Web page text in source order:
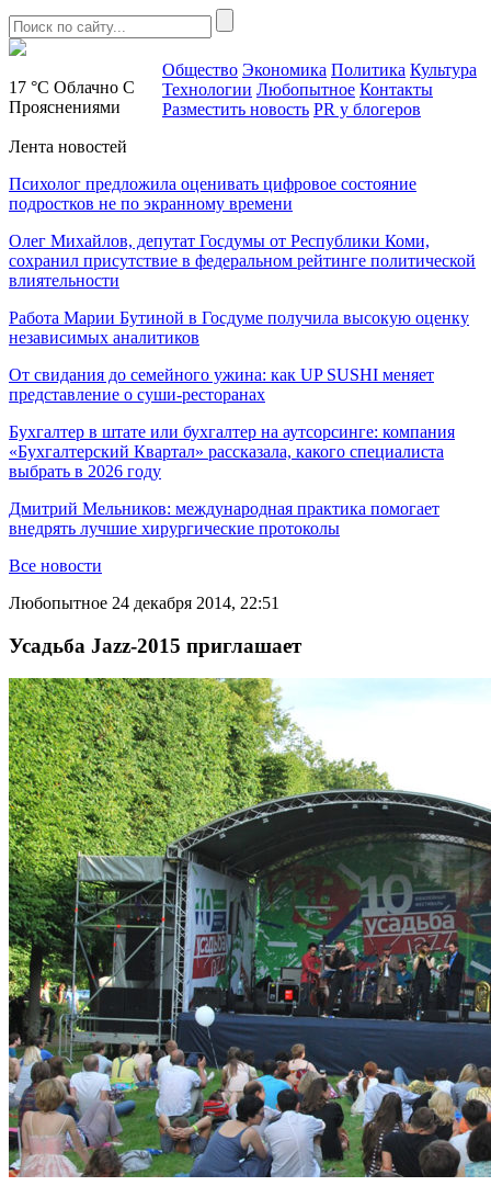
17 °C Облачно С
Прояснениями
Общество Экономика Политика Культура
Технологии Любопытное Контакты
Разместить новость PR у блогеров
Лента новостей
Психолог предложила оценивать цифровое состояние
подростков не по экранному времени
Олег Михайлов, депутат Госдумы от Республики Коми,
сохранил присутствие в федеральном рейтинге политической
влиятельности
Работа Марии Бутиной в Госдуме получила высокую оценку
независимых аналитиков
От свидания до семейного ужина: как UP SUSHI меняет
представление о суши-ресторанах
Бухгалтер в штате или бухгалтер на аутсорсинге: компания
«Бухгалтерский Квартал» рассказала, какого специалиста
выбрать в 2026 году
Дмитрий Мельников: международная практика помогает
внедрять лучшие хирургические протоколы
Все новости
Любопытное 24 декабря 2014, 22:51
Усадьба Jazz-2015 приглашает